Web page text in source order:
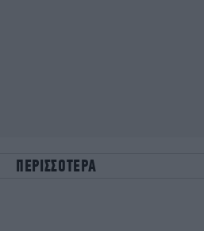
ΠΕΡΙΣΣΟΤΕΡΑ